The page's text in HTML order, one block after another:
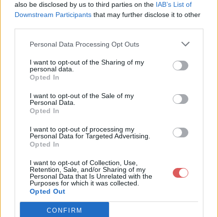
also be disclosed by us to third parties on the IAB’s List of
Downstream Participants that may further disclose it to other
Personal Data Processing Opt Outs
I want to opt-out of the Sharing of my
personal data.
Opted In
I want to opt-out of the Sale of my
Personal Data.
Opted In
I want to opt-out of processing my
Personal Data for Targeted Advertising.
Opted In
I want to opt-out of Collection, Use,
Retention, Sale, and/or Sharing of my
Personal Data that Is Unrelated with the
Purposes for which it was collected.
Opted Out
CONFIRM
Partager le fichier
progjuinfemmes.htm sur le Web
et les réseaux sociaux:
Télécharger le fichier progjuinfe
mmes.htm